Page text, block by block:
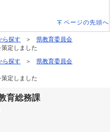
ページの先頭へ
ら探す
県教育委員会
定しました
ら探す
県教育委員会
定しました
育総務課